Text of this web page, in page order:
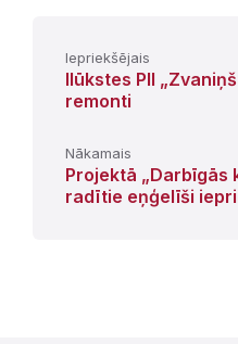
Iepriekšējais
Ilūkstes PII
remonti
Nākamais
Projektā „Darbīgās
radītie eņģelīši